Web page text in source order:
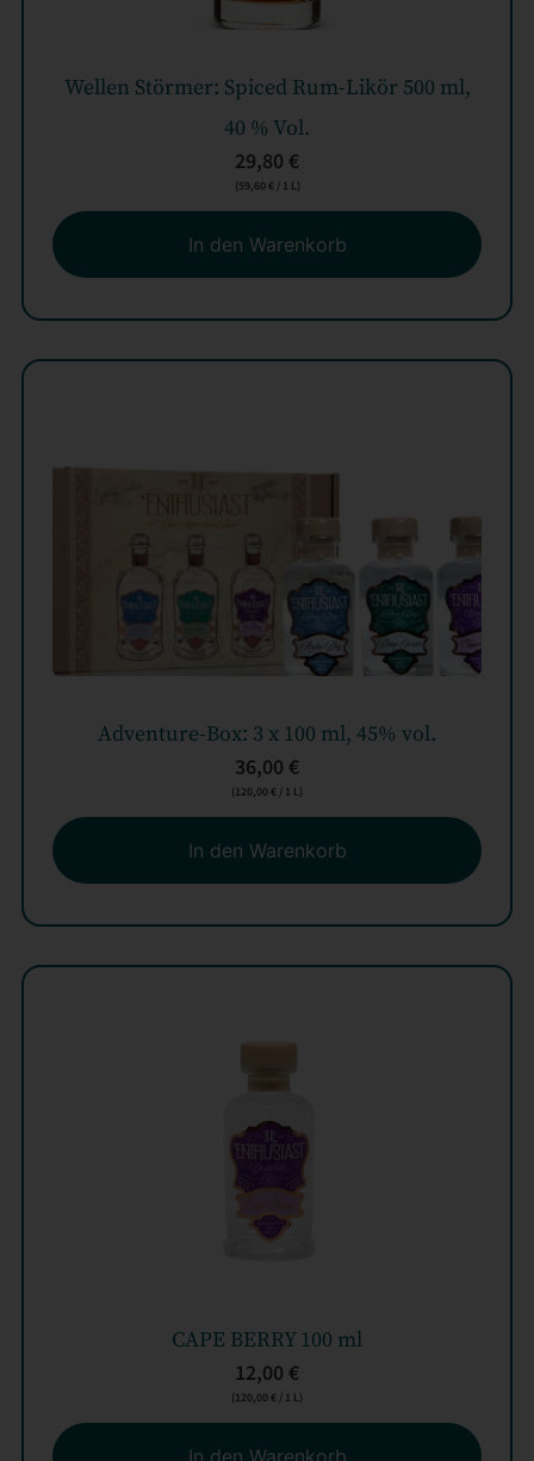
Wellen Störmer: Spiced Rum-Likör 500 ml,
40 % Vol.
29,80 €
(59,60€/ 1 L)
In den Warenkorb
Adventure-Box: 3 x 100 ml, 45% vol.
36,00 €
(120,00€ / 1 L)
In den Warenkorb
CAPE BERRY 100 ml
12,00 €
(120,00€ / 1 L)
In den Warenkorb